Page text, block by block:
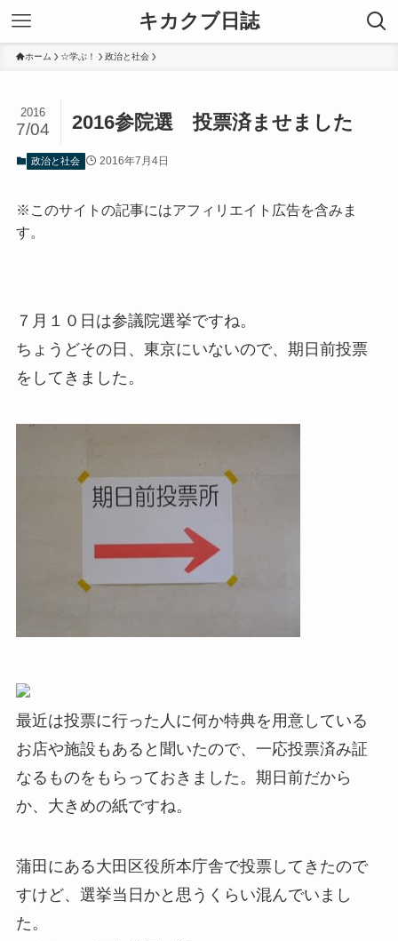
キカクブ日誌
ホーム ☆学ぶ！ 政治と社会
2016参院選 投票済ませました
2016
7/04
政治と社会 2016年7月4日
※このサイトの記事にはアフィリエイト広告を含みま
す。
７月１０日は参議院選挙ですね。
ちょうどその日、東京にいないので、期日前投票
をしてきました。
最近は投票に行った人に何か特典を用意している
お店や施設もあると聞いたので、一応投票済み証
なるものをもらっておきました。期日前だから
か、大きめの紙ですね。
蒲田にある大田区役所本庁舎で投票してきたので
すけど、選挙当日かと思うくらい混んでいまし
た。